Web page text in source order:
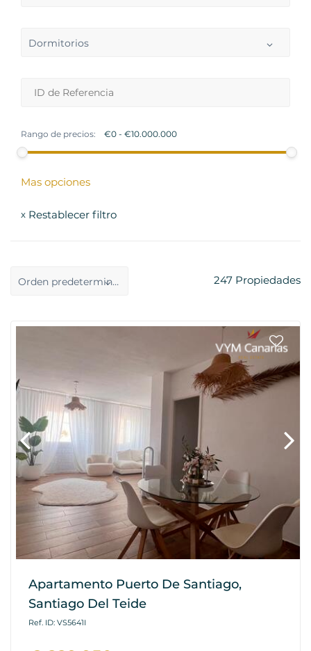
Dormitorios
Rango de precios:
Mas opciones
x Restablecer filtro
Orden predeterminado 247 Propiedades
Apartamento Puerto De Santiago,
Santiago Del Teide
Ref. ID: VS5641I